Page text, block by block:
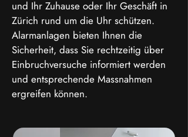
und Ihr Zuhause oder Ihr Geschäft in
Zürich rund um die Uhr schützen.
Alarmanlagen bieten Ihnen die
Sicherheit, dass Sie rechtzeitig über
Einbruchversuche informiert werden
und entsprechende Massnahmen
ergreifen können.